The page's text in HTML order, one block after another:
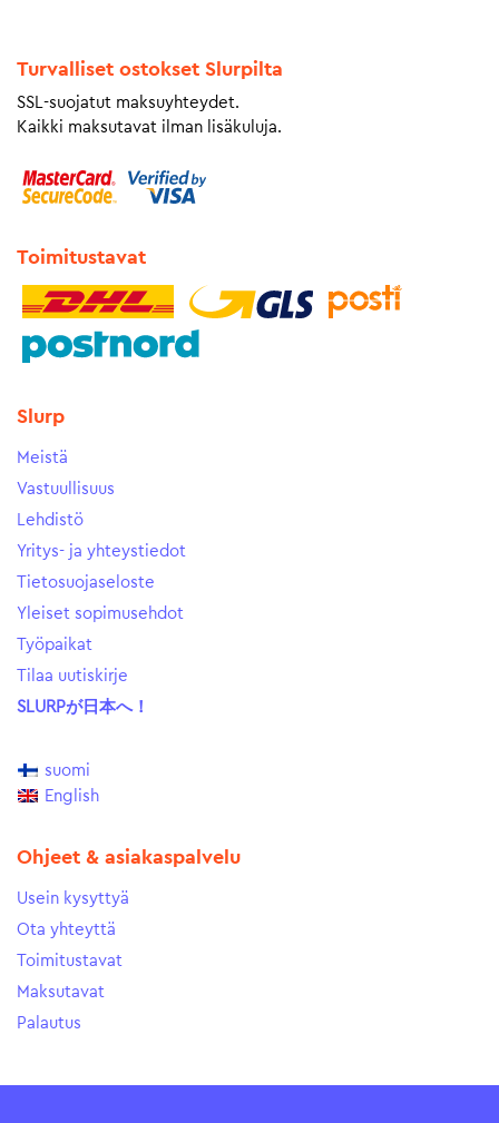
Turvalliset ostokset Slurpilta
SSL-suojatut maksuyhteydet.
Kaikki maksutavat ilman lisäkuluja.
Toimitustavat
Slurp
Meistä
Vastuullisuus
Lehdistö
Yritys- ja yhteystiedot
Tietosuojaseloste
Yleiset sopimusehdot
Työpaikat
Tilaa uutiskirje
SLURPが日本へ！
suomi
English
Ohjeet & asiakaspalvelu
Usein kysyttyä
Ota yhteyttä
Toimitustavat
Maksutavat
Palautus